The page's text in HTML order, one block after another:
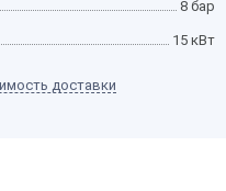
8 бар
15 кВт
доставки